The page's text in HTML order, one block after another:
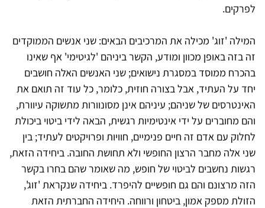
לפרקים.
המילה 'זוג' מכילה את המרכיבים הבאים: שני אנשים הממוקדים
זה בזה באופן מכוון ומודע, הקשר ביניהם 'לגיטימי' אף שאינו
בהכרח ממוסד במסגרת נישואים; שני האנשים האלה חושבים
יחד על העתיד, אבל בצורה חוזית, כלומר, כל עוד זה תואם את
האינטרסים של שניהם; עיניהם אינן מסונוורות מתשוקה עיוורת,
והם מחוברים על ידי אינטימיות רגשית, הבאה לידי ביטוי ביכולת
לחלוק עם אדם זה חיים פנימיים, חוויות ופרויקטים לעתיד; בין
שני אלה מחבר הרצון החופשי ולא תחושת החובה. ביחידה הזאת,
רגשות נחשבים לביטוי של חופש, מה שאומר שהם בחרו בקשר
הזה מרצונם והם גם חופשיים להיפרד. ביחידה שנקראת 'זוג',
הזולת מספק אמון, ביטחון ורווחה. היחידה החברתית הזאת